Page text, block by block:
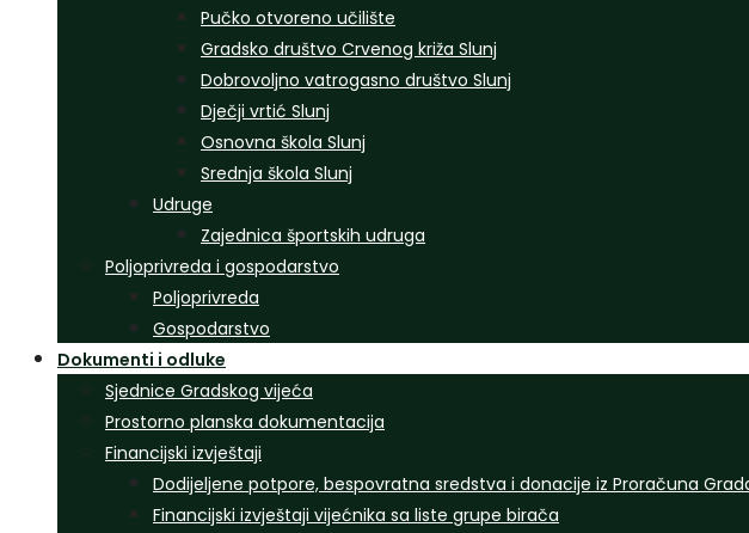
Pučko otvoreno učilište
Gradsko društvo Crvenog križa Slunj
Dobrovoljno vatrogasno društvo Slunj
Dječji vrtić Slunj
Osnovna škola Slunj
Srednja škola Slunj
Udruge
Zajednica športskih udruga
Poljoprivreda i gospodarstvo
Poljoprivreda
Gospodarstvo
Dokumenti i odluke
Sjednice Gradskog vijeća
Prostorno planska dokumentacija
Financijski izvještaji
Dodijeljene potpore, bespovratna sredstva i donacije iz Proračuna
Financijski izvještaji vijećnika sa liste grupe birača